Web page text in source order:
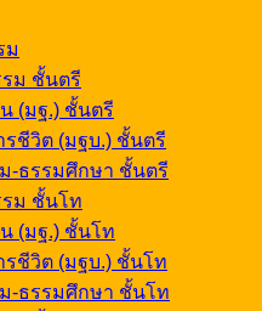
ม
ม ชั้นตรี
(มฐ.) ชั้นตรี
ชีวิต (มฐบ.) ชั้นตรี
-ธรรมศึกษา ชั้นตรี
ม ชั้นโท
(มฐ.) ชั้นโท
ชีวิต (มฐบ.) ชั้นโท
-ธรรมศึกษา ชั้นโท